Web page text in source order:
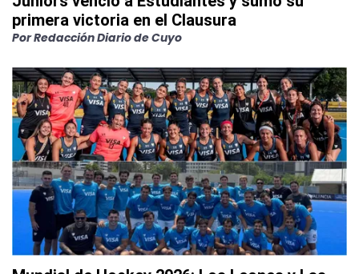
primera victoria en el Clausura
PorRedacción Diario de Cuyo